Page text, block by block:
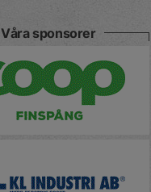
Våra sponsorer